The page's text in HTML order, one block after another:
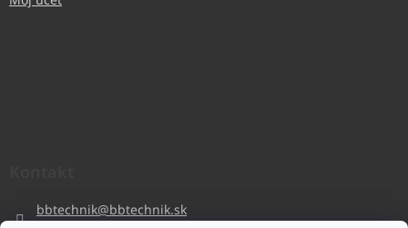
bbtechnik@bbtechnik.sk